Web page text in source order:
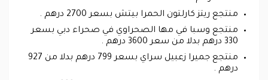
منتجع ريتز كارلتون الحمرا بيتش بسعر 2700 درهم .
منتجع وسبا في مها الصحراوي في صحراء دبي بسعر
330 درهم بدلا من سعر 3600 درهم .
منتجع جميرا زعبيل سراي بسعر 799 درهم بدلا من 927
درهم .